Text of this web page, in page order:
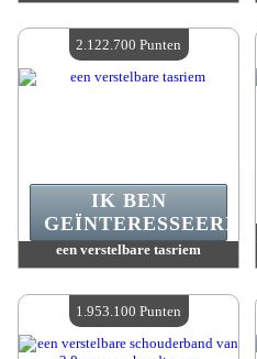
Beschikbare hoeveelheid :4
een verstelbare tasriem
Beschikbare hoeveelheid :4
IK BEN
GEÏNTERESSEERD.
2.122.700 Punten
1.953.100 Punten